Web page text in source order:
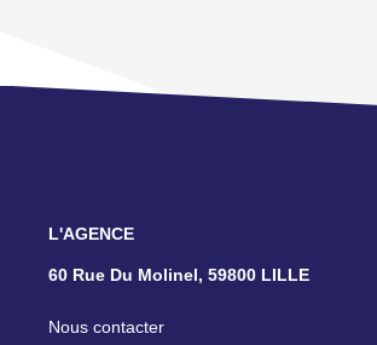
L'AGENCE
60 Rue Du Molinel, 59800 LILLE
Nous contacter